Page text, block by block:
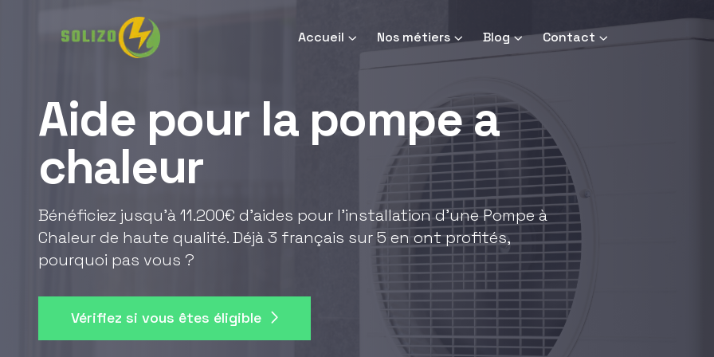
Accueil Nos métiers Blog Contact
Aide pour la pompe a
chaleur
Bénéficiez jusqu'à 11.200€ d'aides pour l'installation d'une Pompe à
Chaleur de haute qualité. Déjà 3 français sur 5 en ont profités,
pourquoi pas vous ?
Vérifiez si vous êtes éligible